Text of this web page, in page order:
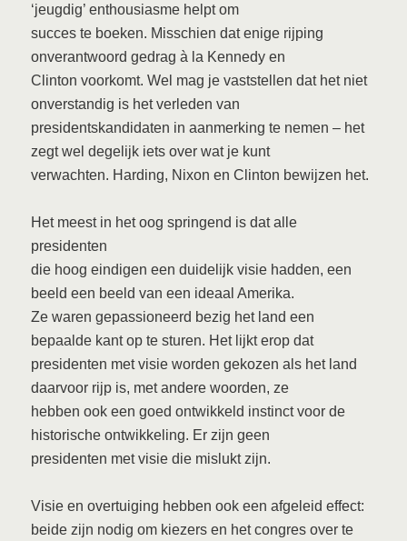
‘jeugdig’ enthousiasme helpt om
succes te boeken. Misschien dat enige rijping
onverantwoord gedrag à la Kennedy en
Clinton voorkomt. Wel mag je vaststellen dat het niet
onverstandig is het verleden van
presidentskandidaten in aanmerking te nemen – het
zegt wel degelijk iets over wat je kunt
verwachten. Harding, Nixon en Clinton bewijzen het.
Het meest in het oog springend is dat alle
presidenten
die hoog eindigen een duidelijk visie hadden, een
beeld een beeld van een ideaal Amerika.
Ze waren gepassioneerd bezig het land een
bepaalde kant op te sturen. Het lijkt erop dat
presidenten met visie worden gekozen als het land
daarvoor rijp is, met andere woorden, ze
hebben ook een goed ontwikkeld instinct voor de
historische ontwikkeling. Er zijn geen
presidenten met visie die mislukt zijn.
Visie en overtuiging hebben ook een afgeleid effect:
beide zijn nodig om kiezers en het congres over te